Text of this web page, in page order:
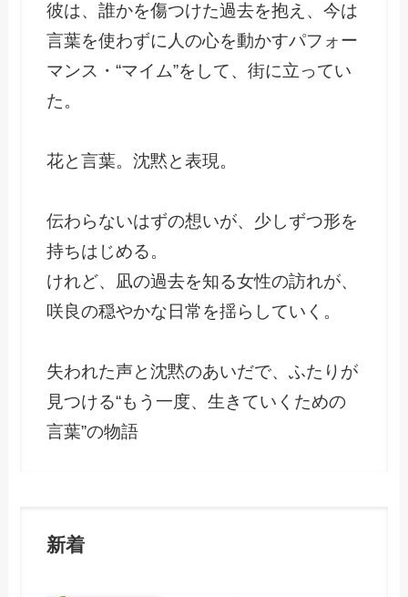
彼は、誰かを傷つけた過去を抱え、今は
言葉を使わずに人の心を動かすパフォー
マンス・“マイム”をして、街に立ってい
た。
花と言葉。沈黙と表現。
伝わらないはずの想いが、少しずつ形を
持ちはじめる。
けれど、凪の過去を知る女性の訪れが、
咲良の穏やかな日常を揺らしていく。
失われた声と沈黙のあいだで、ふたりが
見つける“もう一度、生きていくための
言葉”の物語
新着